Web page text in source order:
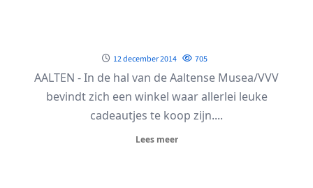
12 december 2014 705
AALTEN - In de hal van de Aaltense Musea/VVV
bevindt zich een winkel waar allerlei leuke
cadeautjes te koop zijn....
Lees meer